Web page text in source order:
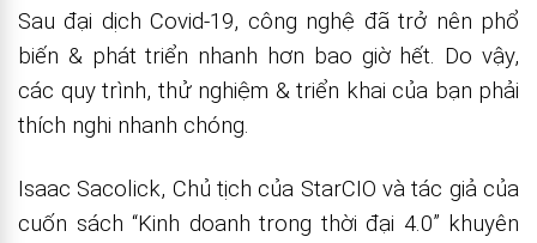
Sau đại dịch Covid-19, công nghệ đã trở nên phổ
biến & phát triển nhanh hơn bao giờ hết. Do vậy,
các quy trình, thử nghiệm & triển khai của bạn phải
thích nghi nhanh chóng.
Isaac Sacolick, Chủ tịch của StarCIO và tác giả của
cuốn sách “Kinh doanh trong thời đại 4.0” khuyên